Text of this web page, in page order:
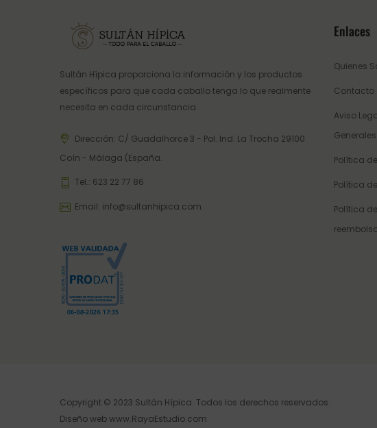
Sultán Hípica proporciona la información y los productos
específicos para que cada caballo tenga lo que realmente
necesita en cada circunstancia.
Dirección: C/ Guadalhorce 3 - Pol. Ind. La Trocha 29100
Coín - Málaga (España.
Tel.: 623 22 77 86
Email: info@sultanhipica.com
Enlaces
Quienes
Contacto
Aviso
Política
Política
Política
Copyright © 2023 Sultán Hípica. Todos los derechos reservados.
Diseño webwww.RayaEstudio.com